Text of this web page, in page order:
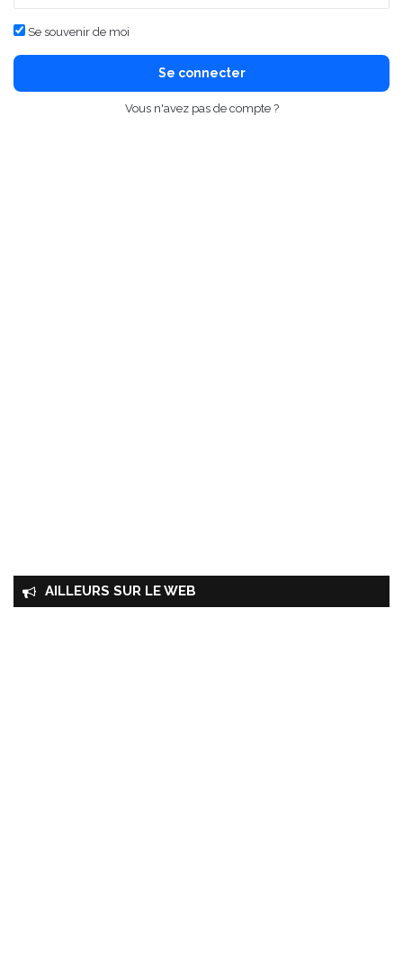
Se souvenir de moi
Se connecter
Vous n'avez pas de compte ?
AILLEURS SUR LE WEB